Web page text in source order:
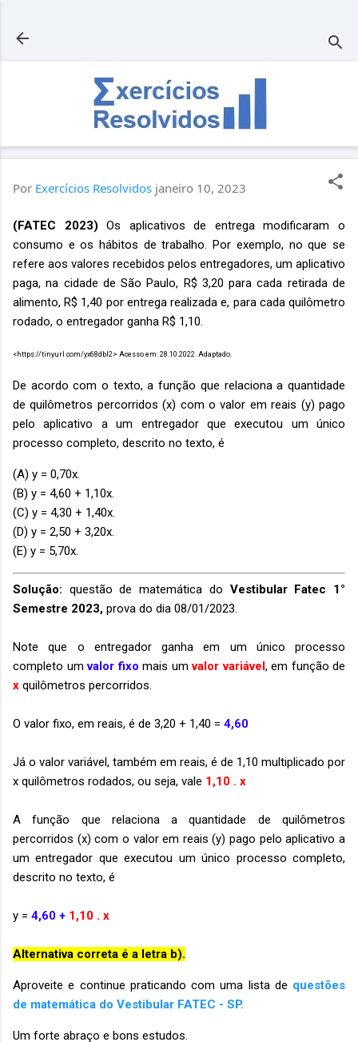
Por Exercícios Resolvidos janeiro 10, 2023
(FATEC 2023) Os aplicativos de entrega modificaram o
consumo e os hábitos de trabalho. Por exemplo, no que se
refere aos valores recebidos pelos entregadores, um aplicativo
paga, na cidade de São Paulo, R$ 3,20 para cada retirada de
alimento, R$ 1,40 por entrega realizada e, para cada quilômetro
rodado, o entregador ganha R$ 1,10.
<https://tinyurl.com/yx68dbl2> Acesso em: 28.10.2022. Adaptado.
De acordo com o texto, a função que relaciona a quantidade
de quilômetros percorridos (x) com o valor em reais (y) pago
pelo aplicativo a um entregador que executou um único
processo completo, descrito no texto, é
(A) y = 0,70x.
(B) y = 4,60 + 1,10x.
(C) y = 4,30 + 1,40x.
(D) y = 2,50 + 3,20x.
(E) y = 5,70x.
Solução: questão de matemática do Vestibular Fatec 1°
Semestre 2023, prova do dia 08/01/2023.
Note que o entregador ganha em um único processo
completo umvalor fixo mais umvalor variável, em função de
x quilômetros percorridos.
O valor fixo, em reais, é de 3,20 + 1,40 = 4,60
Já o valor variável, também em reais, é de 1,10 multiplicado por
x quilômetros rodados, ou seja, vale 1,10 . x
A função que relaciona a quantidade de quilômetros
percorridos (x) com o valor em reais (y) pago pelo aplicativo a
um entregador que executou um único processo completo,
descrito no texto, é
y = 4,60 + 1,10 . x
Alternativa correta é a letra b).
Aproveite e continue praticando com uma lista de questões
de matemática do Vestibular FATEC - SP.
Um forte abraço e bons estudos.